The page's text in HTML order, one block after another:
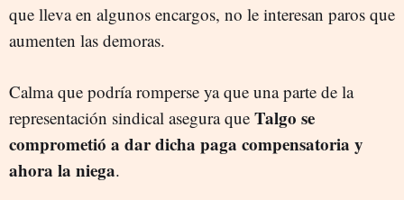
que lleva en algunos encargos, no le interesan paros que
aumenten las demoras.
Calma que podría romperse ya que una parte de la
representación sindical asegura que Talgo se
comprometió a dar dicha paga compensatoria y
ahora la niega.